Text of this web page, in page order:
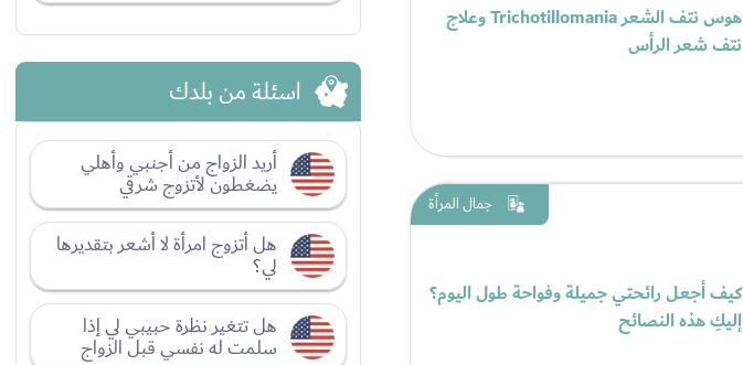
هوس نتف الشعر Trichotillomania وعلاج
نتف شعر الرأس
جمال المرأة
كيف أجعل رائحتي جميلة وفواحة طول اليوم؟
إليكِ هذه النصائح
اسئلة من بلدك
أريد الزواج من أجنبي وأهلي
يضغطون لأتزوج شرقي
هل أتزوج امرأة لا أشعر بتقديرها
لي؟
هل تتغير نظرة حبيبي لي إذا
سلمت له نفسي قبل الزواج